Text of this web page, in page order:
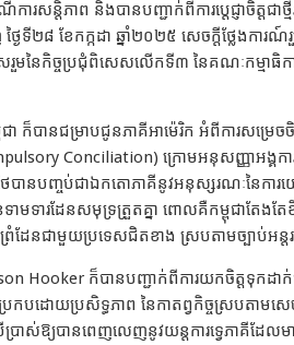
ការសន្តិភាព និងបានបញ្ជាក់ពីការប្តេជ្ញាចិត្តជ
ទី២៨ ខែកក្កដា ឆ្នាំ២០២៥ សេចក្តីថ្លែងការ
រួមនៃកិច្ចប្រជុំពិសេសលើកទី៣ នៃគណៈកម្មាធិកា
ា ក៏បានជម្រាបជូនភាគីអាម៉េរិក អំពីការសម្រេចចិត្
Conciliation) ក្រោមអនុសញ្ញាអង្គក
ៃបានបញ្ចប់ជាឯកតោភាគីនូវអនុស្សរណៈនៃការ
មទារដែនសមុទ្រត្រួតគ្នា ពោលគឺកម្ពុជាតែង
រំដែនជាមួយប្រទេសជិតខាង ស្របតាមច្បាប់អន្ត
Hooker ក៏បានបញ្ជាក់ពីការយកចិត្តទុកដាក់ជ
ប្រកបដោយប្រសិទ្ធភាព នៃកាតព្វកិច្ចស្របតាម
ើប្រាស់ឱ្យបានពេញលេញនូវយន្តការទ្វេភាគីដែ